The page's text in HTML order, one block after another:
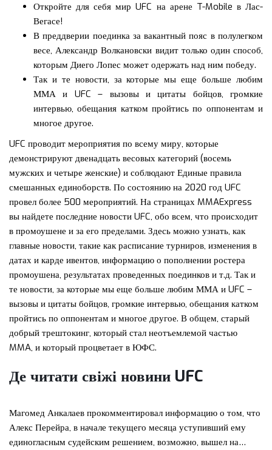
Откройте для себя мир UFC на арене T-Mobile в Лас-
Вегасе!
В преддверии поединка за вакантный пояс в полулегком
весе, Александр Волкановски видит только один способ,
которым Диего Лопес может одержать над ним победу.
Так и те новости, за которые мы еще больше любим
ММА и UFC – вызовы и цитаты бойцов, громкие
интервью, обещания катком пройтись по оппонентам и
многое другое.
UFC проводит мероприятия по всему миру, которые
демонстрируют двенадцать весовых категорий (восемь
мужских и четыре женские) и соблюдают Единые правила
смешанных единоборств. По состоянию на 2020 год UFC
провел более 500 мероприятий. На страницах MMAExpress
вы найдете последние новости UFC, обо всем, что происходит
в промоушене и за его пределами. Здесь можно узнать, как
главные новости, такие как расписание турниров, изменения в
датах и карде ивентов, информацию о пополнении ростера
промоушена, результатах проведенных поединков и т.д. Так и
те новости, за которые мы еще больше любим ММА и UFC –
вызовы и цитаты бойцов, громкие интервью, обещания катком
пройтись по оппонентам и многое другое. В общем, старый
добрый трештокинг, который стал неотъемлемой частью
MMA, и который процветает в ЮФС.
Де читати свіжі новини UFC
Магомед Анкалаев прокомментировал информацию о том, что
Алекс Перейра, в начале текущего месяца уступивший ему
единогласным судейским решением, возможно, вышел на…